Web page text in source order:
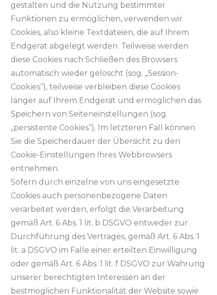
gestalten und die Nutzung bestimmter
Funktionen zu ermöglichen, verwenden wir
Cookies, also kleine Textdateien, die auf Ihrem
Endgerät abgelegt werden. Teilweise werden
diese Cookies nach Schließen des Browsers
automatisch wieder gelöscht (sog. „Session-
Cookies“), teilweise verbleiben diese Cookies
länger auf Ihrem Endgerät und ermöglichen das
Speichern von Seiteneinstellungen (sog.
„persistente Cookies“). Im letzteren Fall können
Sie die Speicherdauer der Übersicht zu den
Cookie-Einstellungen Ihres Webbrowsers
entnehmen.
Sofern durch einzelne von uns eingesetzte
Cookies auch personenbezogene Daten
verarbeitet werden, erfolgt die Verarbeitung
gemäß Art. 6 Abs. 1 lit. b DSGVO entweder zur
Durchführung des Vertrages, gemäß Art. 6 Abs. 1
lit. a DSGVO im Falle einer erteilten Einwilligung
oder gemäß Art. 6 Abs. 1 lit. f DSGVO zur Wahrung
unserer berechtigten Interessen an der
bestmöglichen Funktionalität der Website sowie